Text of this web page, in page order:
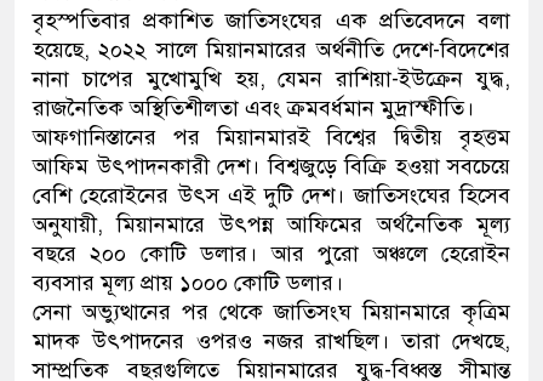
বৃহস্পতিবার প্রকাশিত জাতিসংঘের এক প্রতিবেদনে বলা
হয়েছে, ২০২২ সালে মিয়ানমারের অর্থনীতি দেশে-বিদেশের
নানা চাপের মুখোমুখি হয়, যেমন রাশিয়া-ইউক্রেন যুদ্ধ,
রাজনৈতিক অস্থিতিশীলতা এবং ক্রমবর্ধমান মুদ্রাস্ফীতি।
আফগানিস্তানের পর মিয়ানমারই বিশ্বের দ্বিতীয় বৃহত্তম
আফিম উৎপাদনকারী দেশ। বিশ্বজুড়ে বিক্রি হওয়া সবচেয়ে
বেশি হেরোইনের উৎস এই দুটি দেশ। জাতিসংঘের হিসেব
অনুযায়ী, মিয়ানমারে উৎপন্ন আফিমের অর্থনৈতিক মূল্য
বছরে ২০০ কোটি ডলার। আর পুরো অঞ্চলে হেরোইন
ব্যবসার মূল্য প্রায় ১০০০ কোটি ডলার।
সেনা অভ্যুত্থানের পর থেকে জাতিসংঘ মিয়ানমারে কৃত্রিম
মাদক উৎপাদনের ওপরও নজর রাখছিল। তারা দেখছে,
সাম্প্রতিক বছরগুলিতে মিয়ানমারের যুদ্ধ-বিধ্বস্ত সীমান্ত